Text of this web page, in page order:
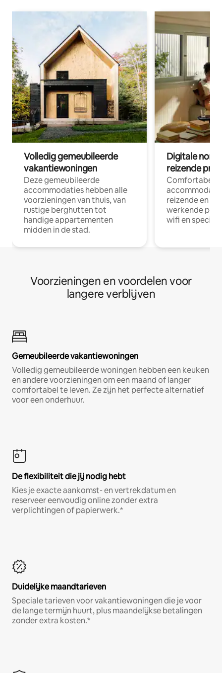
Volledig gemeubileerde
vakantiewoningen
Deze gemeubileerde
accommodaties hebben alle
voorzieningen van thuis, van
rustige berghutten tot
handige appartementen
midden in de stad.
Digitale
reizende
Comfortabele
reizende en
werkende
wifi en
Voorzieningen en voordelen voor
langere verblijven
Gemeubileerde vakantiewoningen
Volledig gemeubileerde woningen hebben een keuken
en andere voorzieningen om een maand of langer
comfortabel te leven. Ze zijn het perfecte alternatief
voor een onderhuur.
De flexibiliteit die jij nodig hebt
Kies je exacte aankomst- en vertrekdatum en
reserveer eenvoudig online zonder extra
verplichtingen of papierwerk.*
Duidelijke maandtarieven
Speciale tarieven voor vakantiewoningen die je voor
de lange termijn huurt, plus maandelijkse betalingen
zonder extra kosten.*